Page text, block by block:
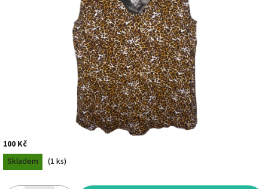
100 Kč
Měrná
cena:
Skladem (1 ks)